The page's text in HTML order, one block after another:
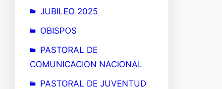
JUBILEO 2025
OBISPOS
PASTORAL DE
COMUNICACION NACIONAL
PASTORAL DE JUVENTUD